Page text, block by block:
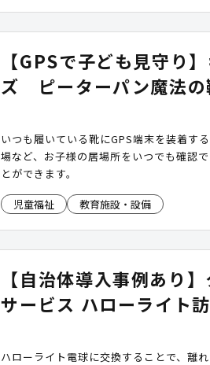
【GPSで子ども見守り
ズ ピーターパン魔法の
いつも履いている靴にGPS端末を装着す
場など、お子様の居場所をいつでも確認
とができます。
児童福祉 教育施設・設備
【自治体導入事例あり
サービス ハローライト
ハローライト電球に交換することで、離